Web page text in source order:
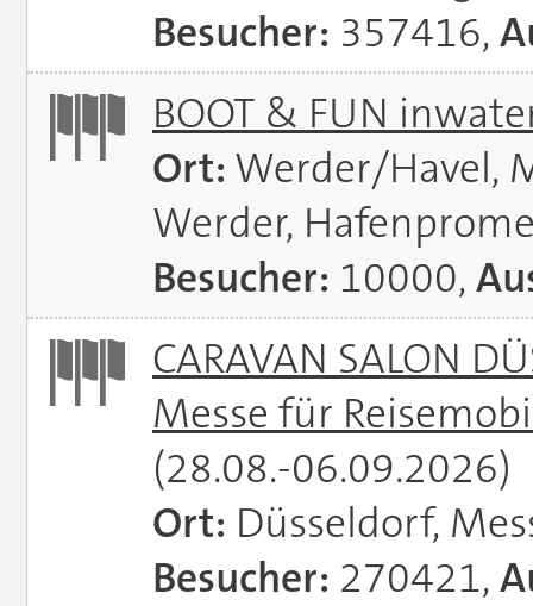
Besucher: 357416,
BOOT & FUN
Ort: Werder/Havel,
Werder,
Besucher: 10000,
CARAVAN SALON
Messe für
(28.08.-06.09.2026)
Ort: Düsseldorf,
Besucher: 270421,